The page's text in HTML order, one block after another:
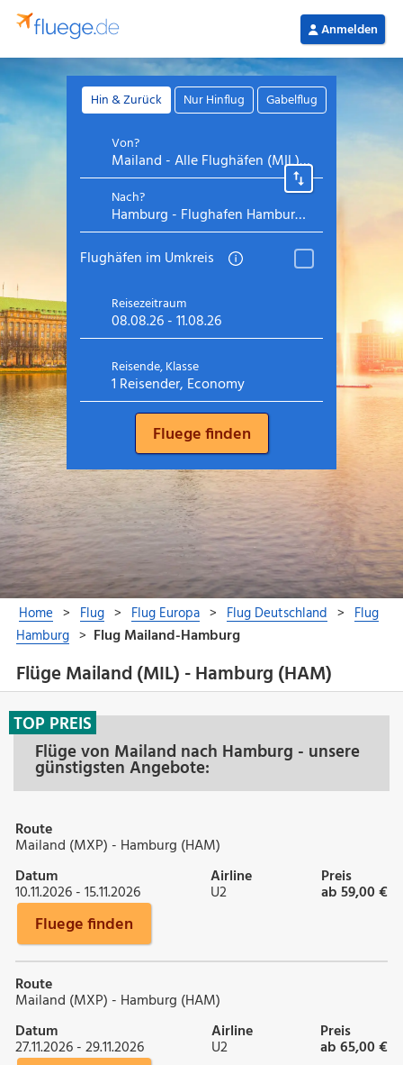
Flüge Mailand (MIL) - Hamburg (HAM)
Flüge von Mailand nach Hamburg - unsere
günstigsten Angebote:
TOP PREIS
Route
Mailand (MXP) - Hamburg (HAM)
Datum
10.11.2026 - 15.11.2026
Airline
U2
Preis
ab 59,00 €
Fluege finden
Route
Mailand (MXP) - Hamburg (HAM)
Datum
27.11.2026 - 29.11.2026
Airline
U2
Preis
ab 65,00 €